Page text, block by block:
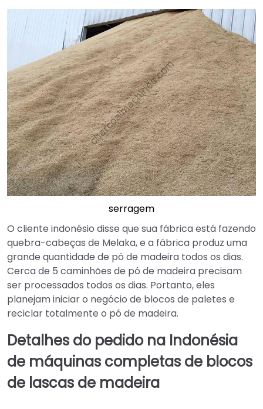
serragem
O cliente indonésio disse que sua fábrica está fazendo
quebra-cabeças de Melaka, e a fábrica produz uma
grande quantidade de pó de madeira todos os dias.
Cerca de 5 caminhões de pó de madeira precisam
ser processados todos os dias. Portanto, eles
planejam iniciar o negócio de blocos de paletes e
reciclar totalmente o pó de madeira.
Detalhes do pedido na Indonésia
de máquinas completas de blocos
de lascas de madeira